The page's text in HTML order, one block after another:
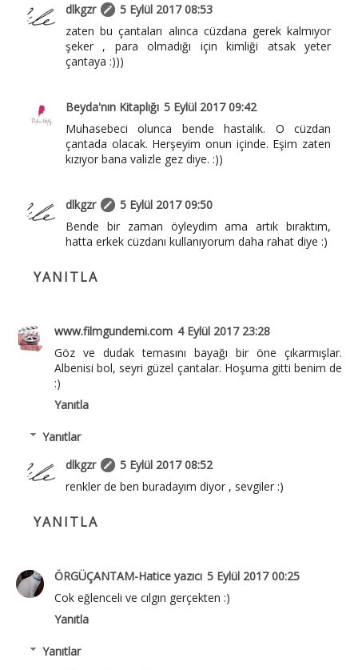
dlkgzr
5 Eylül 2017 08:53
zaten bu çantaları alınca cüzdana gerek kalmıyor
şeker , para olmadığı için kimliği atsak yeter
çantaya :)))
Beyda'nın Kitaplığı 5 Eylül 2017 09:42
Muhasebeci olunca bende hastalık. O cüzdan
çantada olacak. Herşeyim onun içinde. Eşim zaten
kızıyor bana valizle gez diye. :))
dlkgzr
5 Eylül 2017 09:50
Bende bir zaman öyleydim ama artık bıraktım,
hatta erkek cüzdanı kullanıyorum daha rahat diye :)
YANITLA
www.filmgundemi.com 4 Eylül 2017 23:28
Göz ve dudak temasını bayağı bir öne çıkarmışlar.
Albenisi bol, seyri güzel çantalar. Hoşuma gitti benim de
:)
Yanıtla
Yanıtlar
dlkgzr
5 Eylül 2017 08:52
renkler de ben buradayım diyor , sevgiler :)
YANITLA
ÖRGÜÇANTAM-Hatice yazıcı 5 Eylül 2017 00:25
Cok eğlenceli ve cılgın gerçekten :)
Yanıtla
Yanıtlar